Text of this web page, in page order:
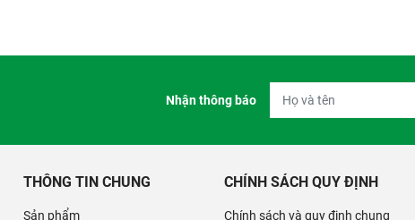
Nhận thông báo
THÔNG TIN CHUNG
Sản phẩm
CHÍNH SÁCH QUY ĐỊNH
Chính sách và quy định chung